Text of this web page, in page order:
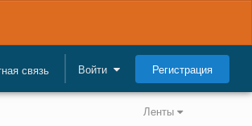
связь Войти Регистрация
Ленты